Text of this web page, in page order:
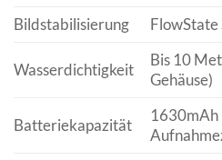
Bildstabilisierung
Wasserdichtigkeit
Bis 10
Gehäuse)
Batteriekapazität
1630mAh